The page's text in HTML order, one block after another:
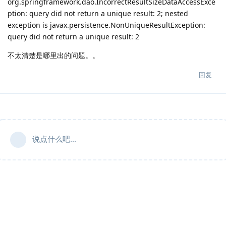
ption: query did not return a unique result: 2; nested
exception is javax.persistence.NonUniqueResultException:
query did not return a unique result: 2
不太清楚是哪里出的问题。。
回复
说点什么吧...